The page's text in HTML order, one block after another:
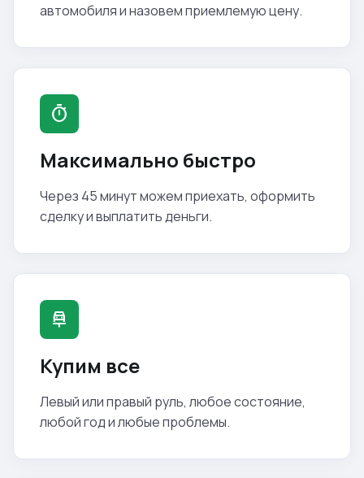
автомобиля и назовем приемлемую цену.
timer
Максимально быстро
Через 45 минут можем приехать, оформить
сделку и выплатить деньги.
car_repair
Купим все
Левый или правый руль, любое состояние,
любой год и любые проблемы.